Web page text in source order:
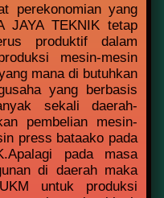
perekonomian yang
JAYA TEKNIK tetap
produktif dalam
mesin-mesin
mana di butuhkan
yang berbasis
sekali daerah-
pembelian mesin-
press bataako pada
pada masa
di daerah maka
untuk produksi